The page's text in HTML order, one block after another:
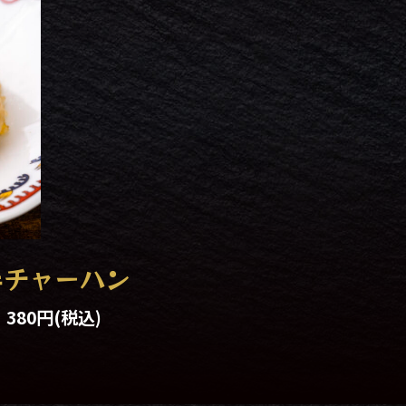
ャーハン
380円(税込)